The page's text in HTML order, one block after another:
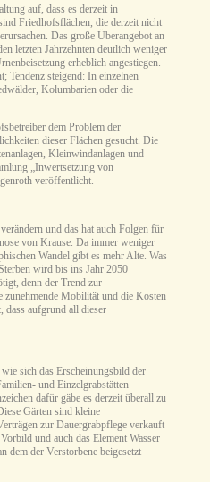
auf, dass es derzeit in
Friedhofsflächen, die derzeit nicht
Das große Überangebot an
letzten Jahrzehnten deutlich weniger
erheblich angestiegen.
Tendenz steigend: In einzelnen
Kolumbarien oder die
dem Problem der
dieser Flächen gesucht. Die
Kleinwindanlagen und
„Inwertsetzung von
veröffentlicht.
und das hat auch Folgen für
von Krause. Da immer weniger
Wandel gibt es mehr Alte. Was
wird bis ins Jahr 2050
denn der Trend zur
zunehmende Mobilität und die Kosten
dass aufgrund all dieser
sich das Erscheinungsbild der
und Einzelgrabstätten
dafür gäbe es derzeit überall zu
Gärten sind kleine
zur Dauergrabpflege verkauft
und auch das Element Wasser
dem der Verstorbene beigesetzt